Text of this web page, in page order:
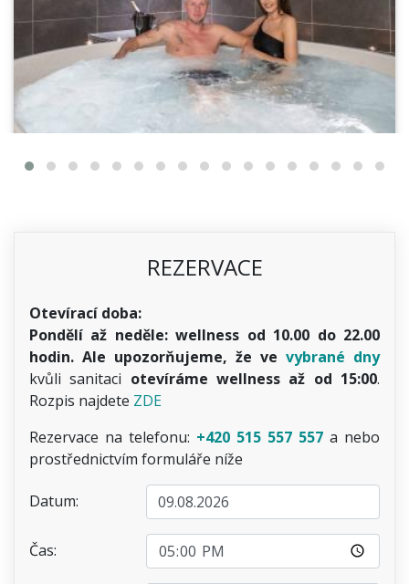
REZERVACE
Otevírací doba:
Pondělí až neděle: wellness od 10.00 do 22.00
hodin. Ale upozorňujeme, že ve vybrané dny
kvůli sanitaci otevíráme wellness až od 15:00.
Rozpis najdete ZDE
Rezervace na telefonu: +420 515 557 557 a nebo
prostřednictvím formuláře níže
Datum:
Čas: